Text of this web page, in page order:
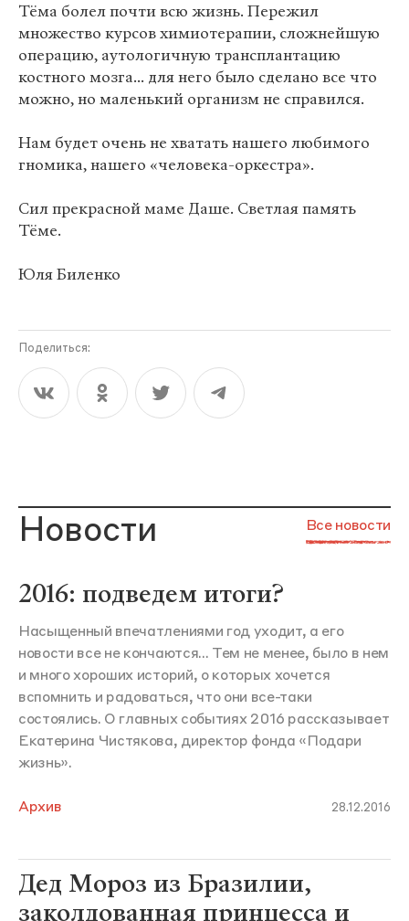
Тёма болел почти всю жизнь. Пережил
множество курсов химиотерапии, сложнейшую
операцию, аутологичную трансплантацию
костного мозга... для него было сделано все что
можно, но маленький организм не справился.
Нам будет очень не хватать нашего любимого
гномика, нашего «человека-оркестра».
Сил прекрасной маме Даше. Светлая память
Тёме.
Юля Биленко
Поделиться:
Новости Все новости
2016: подведем итоги?
Насыщенный впечатлениями год уходит, а его
новости все не кончаются... Тем не менее, было в нем
и много хороших историй, о которых хочется
вспомнить и радоваться, что они все-таки
состоялись. О главных событиях 2016 рассказывает
Екатерина Чистякова, директор фонда «Подари
жизнь».
Архив 28.12.2016
Дед Мороз из Бразилии,
заколдованная принцесса и